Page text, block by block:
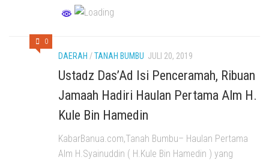
0
DAERAH /TANAH BUMBU JULI 20, 2019
Ustadz Das’Ad Isi Penceramah, Ribuan
Jamaah Hadiri Haulan Pertama Alm H.
Kule Bin Hamedin
KabarBanua.com,Tanah Bumbu– Haulan Pertama
Alm H.Syainuddin ( H.Kule Bin Hamedin ) yang